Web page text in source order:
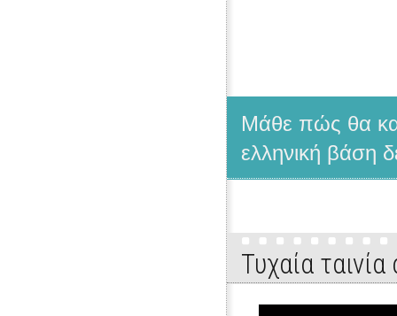
Μάθε πώς θα
ελληνική βάση
Τυχαία